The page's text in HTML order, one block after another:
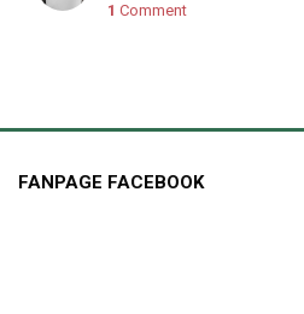
1 Comment
FANPAGE FACEBOOK